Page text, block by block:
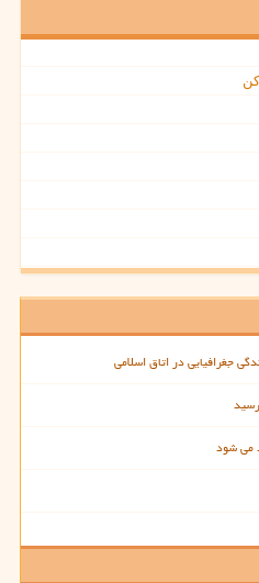
جغرافیایی در اتاق اسلامی
می شود